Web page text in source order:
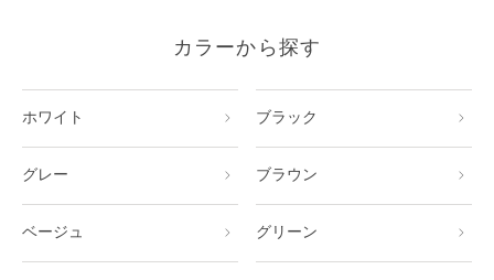
カラーから探す
ホワイト ブラック
グレー ブラウン
ベージュ グリーン